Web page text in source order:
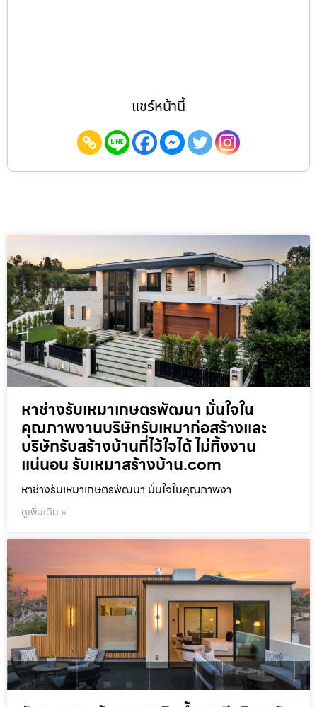
แชร์หน้านี้
หาช่างรับเหมาเกษตรพัฒนา มั่นใจใน
คุณภาพงานบริษัทรับเหมาก่อสร้างและ
บริษัทรับสร้างบ้านที่ไว้ใจได้ ไม่ทิ้งงาน
แน่นอน รับเหมาสร้างบ้าน.com
หาช่างรับเหมาเกษตรพัฒนา มั่นใจในคุณภาพงา
ดูเพิ่มเติม »